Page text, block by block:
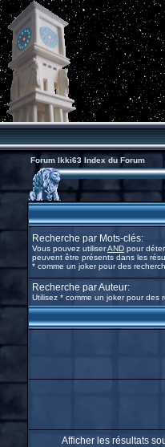
Forum Ikki63 Index du Forum
Recherche par Mots-clés:
Vous pouvez utiliserAND pour
peuvent être présents dans les
* comme un joker pour des
Recherche par Auteur:
Utilisez * comme un joker pour des
Afficher les résultats